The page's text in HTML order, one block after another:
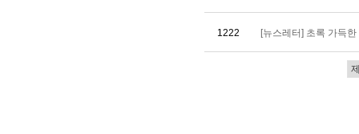
1222 [뉴스레터] 초록 가득